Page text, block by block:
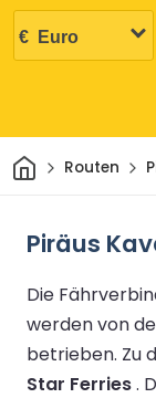
HeimRouten
Piräus
Die
werden von
betrieben. Zu
Star Ferries.